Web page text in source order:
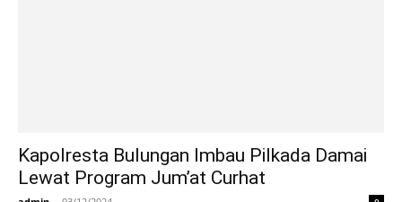
Kapolresta Bulungan Imbau Pilkada Damai
Lewat Program Jum’at Curhat